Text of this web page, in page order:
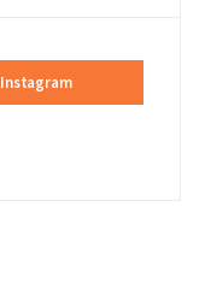
Instagram